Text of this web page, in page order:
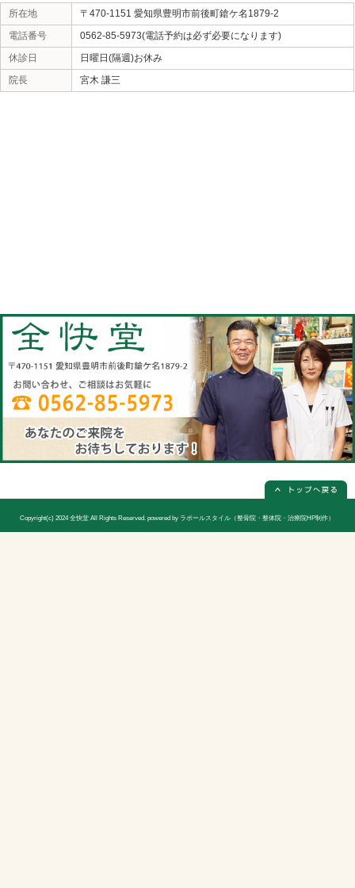
«一致
当院へのアクセス情報
全快堂
所在地
〒470-1151 愛知県豊明市前後町鎗ケ
0562-85-5973(電話予約は必ず必要に
院長
宮木 謙三